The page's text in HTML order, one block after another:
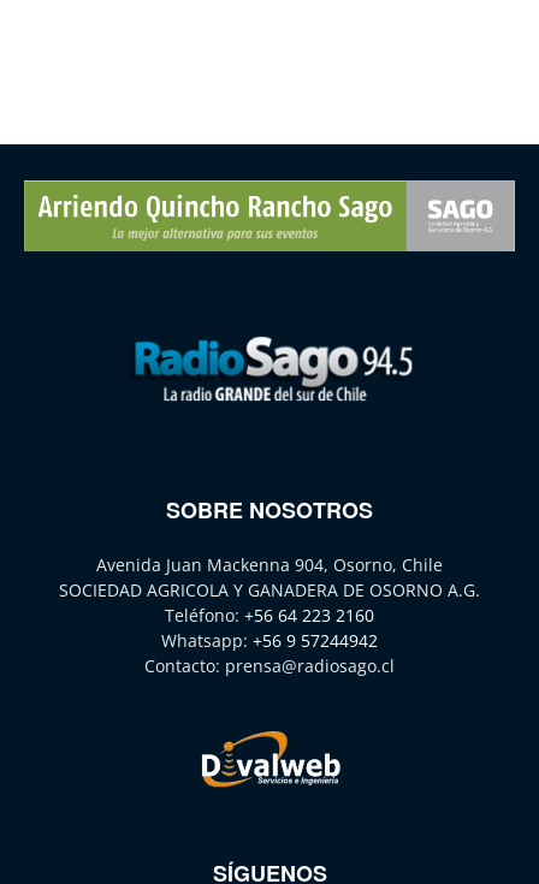
SOBRE NOSOTROS
Avenida Juan Mackenna 904, Osorno, Chile
SOCIEDAD AGRICOLA Y GANADERA DE OSORNO A.G.
Teléfono: +56 64 223 2160
Whatsapp: +56 9 57244942
Contacto: prensa@radiosago.cl
SÍGUENOS